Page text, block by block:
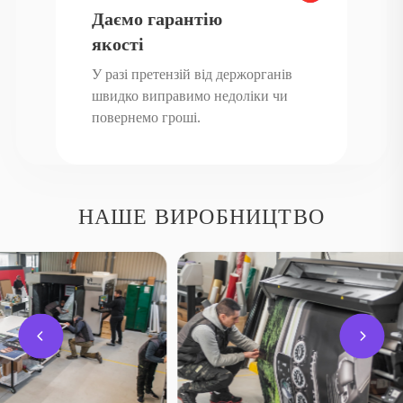
при тривалому використанні, що робить їх вигідним
інструментом просування.
Друкарня
Власна друкарня дозволяє реалізовувати проєкти будь-якого
Для виставок, офісів і торгових просторів ми пропонуємо
професійне виготовлення стендів і табличок. Такі вироби
допомагають організувати простір, підвищити довіру відвідувачів
і підкреслити статус компанії. Якісні конструкції служать довго й
гармонійно вписуються в будь-який інтер’єр.
Даємо гарантію
якості
У разі претензій від держорганів
швидко виправимо недоліки чи
повернемо гроші.
НАШЕ ВИРОБНИЦТВО